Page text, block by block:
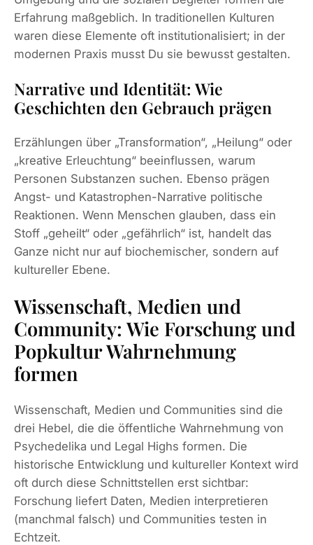
Erfahrung maßgeblich. In traditionellen Kulturen
waren diese Elemente oft institutionalisiert; in der
modernen Praxis musst Du sie bewusst gestalten.
Narrative und Identität: Wie
Geschichten den Gebrauch prägen
Erzählungen über „Transformation“, „Heilung“ oder
„kreative Erleuchtung“ beeinflussen, warum
Personen Substanzen suchen. Ebenso prägen
Angst- und Katastrophen-Narrative politische
Reaktionen. Wenn Menschen glauben, dass ein
Stoff „geheilt“ oder „gefährlich“ ist, handelt das
Ganze nicht nur auf biochemischer, sondern auf
kultureller Ebene.
Wissenschaft, Medien und
Community: Wie Forschung und
Popkultur Wahrnehmung
formen
Wissenschaft, Medien und Communities sind die
drei Hebel, die die öffentliche Wahrnehmung von
Psychedelika und Legal Highs formen. Die
historische Entwicklung und kultureller Kontext wird
oft durch diese Schnittstellen erst sichtbar:
Forschung liefert Daten, Medien interpretieren
(manchmal falsch) und Communities testen in
Echtzeit.